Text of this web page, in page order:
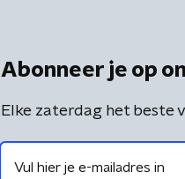
Abonneer je op
Elke zaterdag het beste